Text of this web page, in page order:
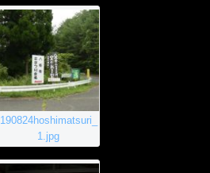
190824hoshimatsuri_
1.jpg